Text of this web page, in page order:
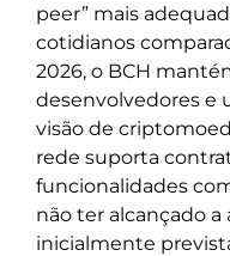
peer” mais
cotidianos
2026, o BCH
desenvolvedores e
visão de
rede suporta
funcionalidades
não ter alcançado a
inicialmente